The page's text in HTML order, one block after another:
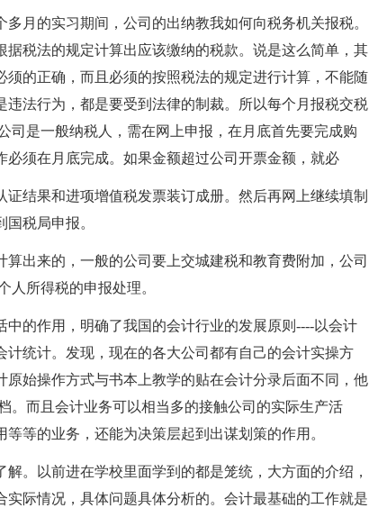
月的实习期间，公司的出纳教我如何向税务机关报税。
税法的规定计算出应该缴纳的税款。说是这么简单，其
的正确，而且必须的按照税法的规定进行计算，不能随
法行为，都是要受到法律的制裁。所以每个月报税交税
司是一般纳税人，需在网上申报，在月底首先要完成购
必须在月底完成。如果金额超过公司开票金额，就必
结果和进项增值税发票装订成册。然后再网上继续填制
税局申报。
出来的，一般的公司要上交城建税和教育费附加，公司
人所得税的申报处理。
的作用，明确了我国的会计行业的发展原则----以会计
统计。发现，现在的各大公司都有自己的会计实操方
始操作方式与书本上教学的贴在会计分录后面不同，他
。而且会计业务可以相当多的接触公司的实际生产活
等的业务，还能为决策层起到出谋划策的作用。
。以前进在学校里面学到的都是笼统，大方面的介绍，
际情况，具体问题具体分析的。会计最基础的工作就是